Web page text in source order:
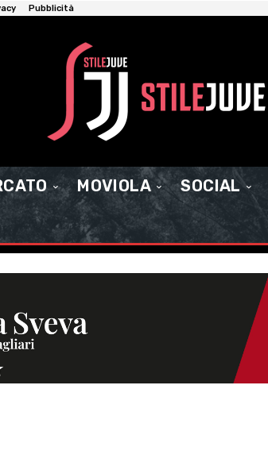
Pubblicità
MOVIOLA SOCIAL